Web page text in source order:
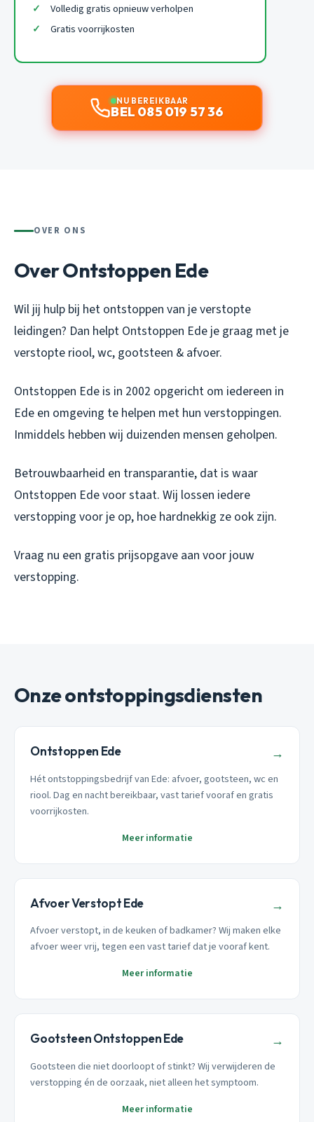
Volledig gratis opnieuw verholpen
Gratis voorrijkosten
NU BEREIKBAAR
BEL 085 019 57 36
OVER ONS
Over Ontstoppen Ede
Wil jij hulp bij het ontstoppen van je verstopte
leidingen? Dan helpt Ontstoppen Ede je graag met je
verstopte riool, wc, gootsteen & afvoer.
Ontstoppen Ede is in 2002 opgericht om iedereen in
Ede en omgeving te helpen met hun verstoppingen.
Inmiddels hebben wij duizenden mensen geholpen.
Betrouwbaarheid en transparantie, dat is waar
Ontstoppen Ede voor staat. Wij lossen iedere
verstopping voor je op, hoe hardnekkig ze ook zijn.
Vraag nu een gratis prijsopgave aan voor jouw
verstopping.
Onze ontstoppingsdiensten
Ontstoppen Ede →
Hét ontstoppingsbedrijf van Ede: afvoer, gootsteen, wc en
riool. Dag en nacht bereikbaar, vast tarief vooraf en gratis
voorrijkosten.
Meer informatie
Afvoer Verstopt Ede →
Afvoer verstopt, in de keuken of badkamer? Wij maken elke
afvoer weer vrij, tegen een vast tarief dat je vooraf kent.
Meer informatie
Gootsteen Ontstoppen Ede →
Gootsteen die niet doorloopt of stinkt? Wij verwijderen de
verstopping én de oorzaak, niet alleen het symptoom.
Meer informatie